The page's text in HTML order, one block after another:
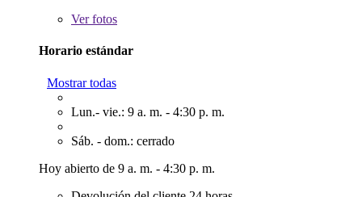
Verfotos
Horario estándar
Mostrar todas
Lun.- vie.: 9 a. m. - 4:30 p. m.
Sáb. - dom.: cerrado
Hoy abierto de 9 a. m. - 4:30 p. m.